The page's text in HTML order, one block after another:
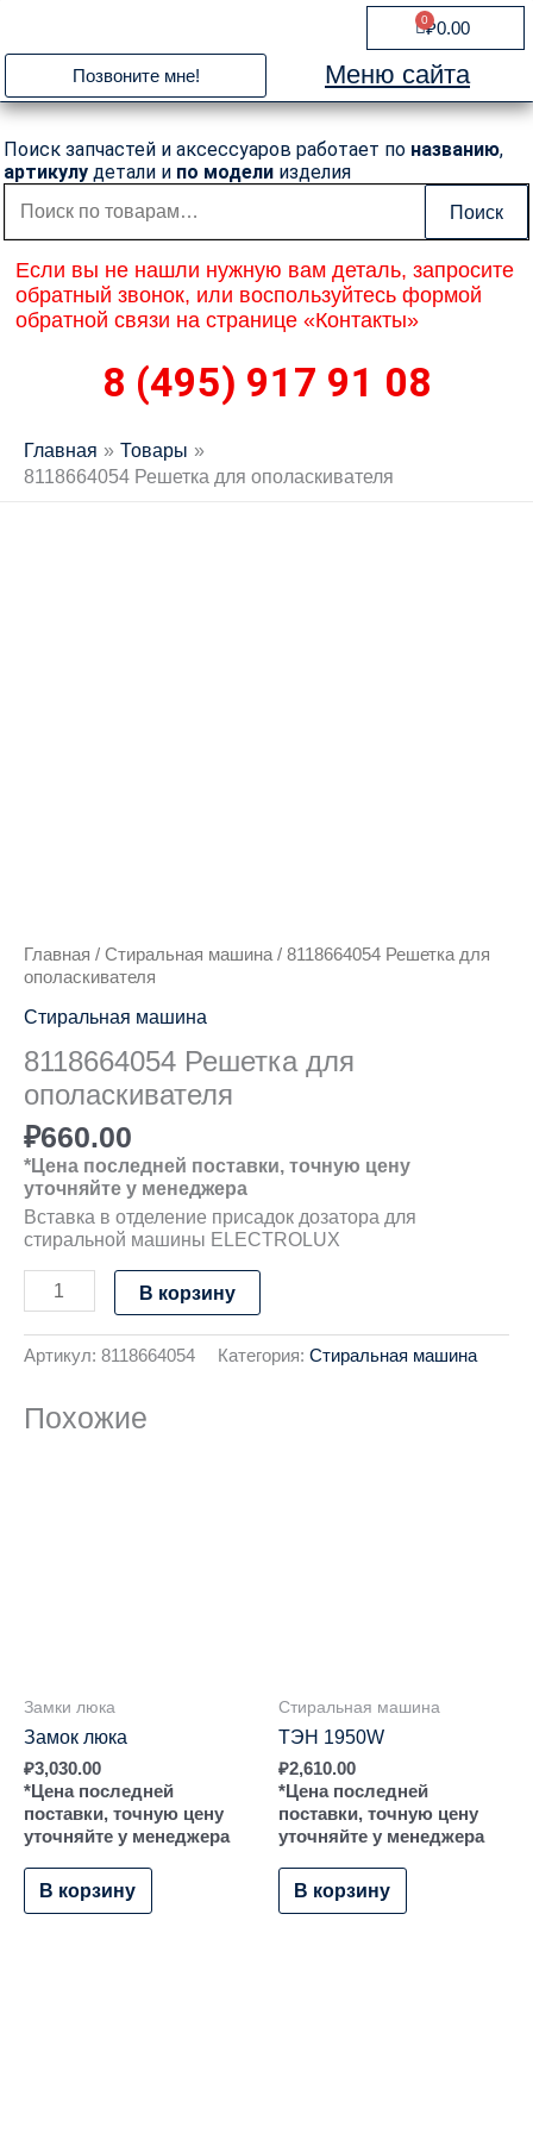
содержимому
₽0.00
0
Cart
Позвоните мне! Меню сайта
Поиск запчастей и аксессуаров работает по названию,
артикулу детали и по модели изделия
Искать:
Поиск
Если вы не нашли нужную вам деталь, запросите
обратный звонок, или воспользуйтесь формой
обратной связи на странице «Контакты»
8 (495) 917 91 08
Главная
Товары
8118664054 Решетка для ополаскивателя
Главная / Стиральная машина/ 8118664054 Решетка для
ополаскивателя
Стиральная машина
8118664054 Решетка для
ополаскивателя
₽660.00
*Цена последней поставки, точную цену
уточняйте у менеджера
Вставка в отделение присадок дозатора для
стиральной машины ELECTROLUX
В корзину
Артикул: 8118664054 Категория: Стиральная машина
Похожие
Замки люка
Замок люка
₽3,030.00
*Цена последней
поставки, точную цену
уточняйте у менеджера
В корзину
Стиральная машина
ТЭН 1950W
₽2,610.00
*Цена последней
поставки, точную цену
уточняйте у менеджера
В корзину